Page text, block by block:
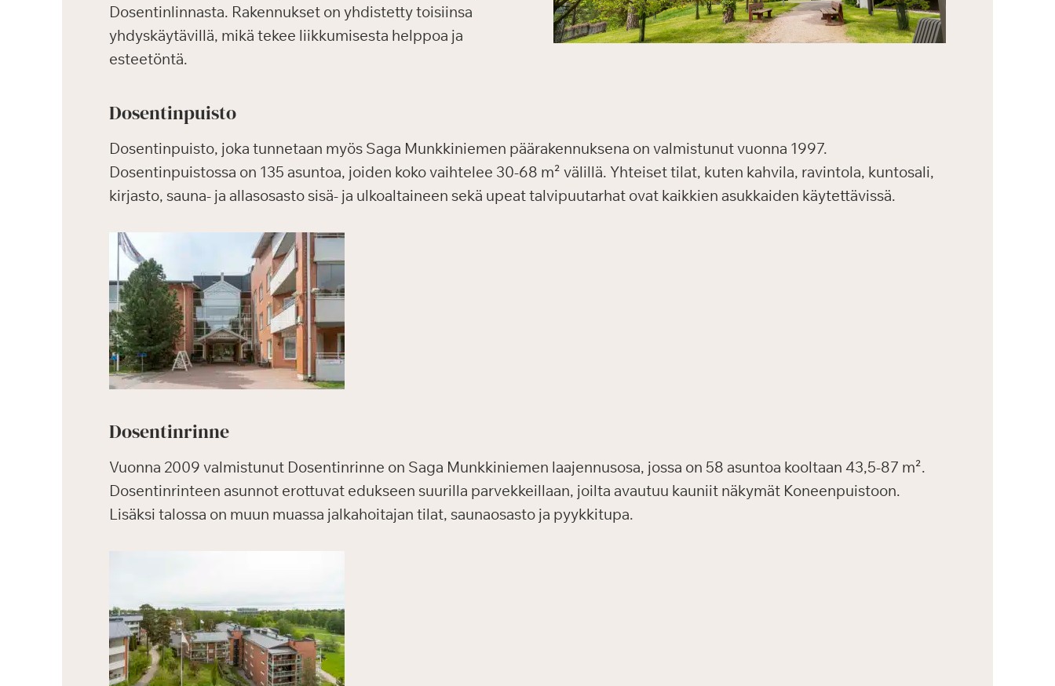
Dosentinlinnasta. Rakennukset on yhdistetty toisiinsa
yhdyskäytävillä, mikä tekee liikkumisesta helppoa ja
esteetöntä.
Dosentinpuisto
Dosentinpuisto, joka tunnetaan myös Saga Munkkiniemen päärakennuksena on valmistunut vuonna 1997.
Dosentinpuistossa on 135 asuntoa, joiden koko vaihtelee 30-68 m² välillä. Yhteiset tilat, kuten kahvila, ravintola, kuntosali,
kirjasto, sauna- ja allasosasto sisä- ja ulkoaltaineen sekä upeat talvipuutarhat ovat kaikkien asukkaiden käytettävissä.
Dosentinrinne
Vuonna 2009 valmistunut Dosentinrinne on Saga Munkkiniemen laajennusosa, jossa on 58 asuntoa kooltaan 43,5-87 m².
Dosentinrinteen asunnot erottuvat edukseen suurilla parvekkeillaan, joilta avautuu kauniit näkymät Koneenpuistoon.
Lisäksi talossa on muun muassa jalkahoitajan tilat, saunaosasto ja pyykkitupa.